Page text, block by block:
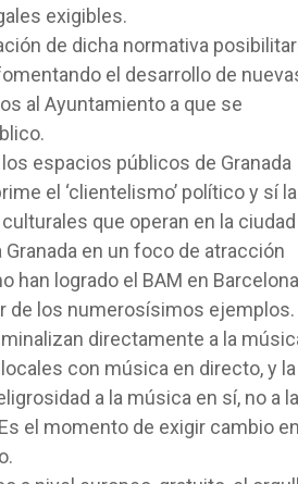
exigibles.
de dicha normativa
el desarrollo de
al Ayuntamiento a que se
espacios públicos de Granada
el ‘clientelismo’ político y sí la
que operan en la ciudad
en un foco de atracción
han logrado el BAM en
de los numerosísimos ejemplos.
directamente a la
con música en directo, y la
a la música en sí, no a la
el momento de exigir cambio en